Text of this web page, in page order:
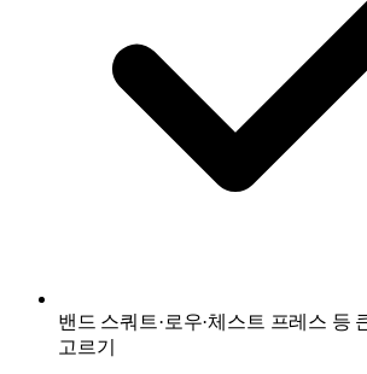
밴드 스쿼트·로우·체스트 프레스 등
고르기